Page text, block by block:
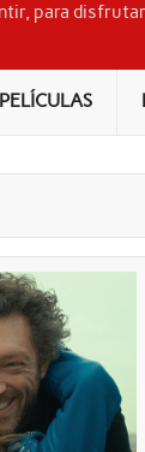
para disfrutar
PELÍCULAS